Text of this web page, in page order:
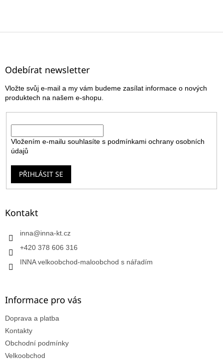
Z
Odebírat newsletter
Vložte svůj e-mail a my vám budeme zasílat informace o nových
produktech na našem e-shopu.
Vložením e-mailu souhlasíte s podmínkami ochrany osobních
údajů
PŘIHLÁSIT SE
Kontakt
inna@inna-kt.cz
+420 378 606 316
INNA velkoobchod-maloobchod s nářadím
Informace pro vás
Doprava a platba
Kontakty
Obchodní podmínky
Velkoobchod